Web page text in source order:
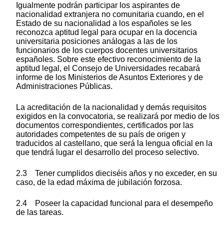
Igualmente podrán participar los aspirantes de
nacionalidad extranjera no comunitaria cuando, en el
Estado de su nacionalidad a los españoles se les
reconozca aptitud legal para ocupar en la docencia
universitaria posiciones análogas a las de los
funcionarios de los cuerpos docentes universitarios
españoles. Sobre este efectivo reconocimiento de la
aptitud legal, el Consejo de Universidades recabará
informe de los Ministerios de Asuntos Exteriores y de
Administraciones Públicas.
La acreditación de la nacionalidad y demás requisitos
exigidos en la convocatoria, se realizará por medio de los
documentos correspondientes, certificados por las
autoridades competentes de su país de origen y
traducidos al castellano, que será la lengua oficial en la
que tendrá lugar el desarrollo del proceso selectivo.
2.3 Tener cumplidos dieciséis años y no exceder, en su
caso, de la edad máxima de jubilación forzosa.
2.4 Poseer la capacidad funcional para el desempeño
de las tareas.